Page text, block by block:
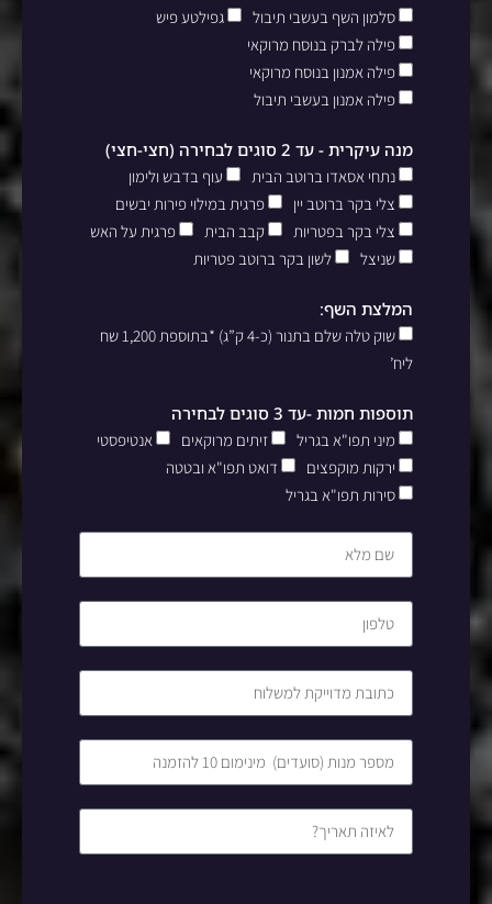
סלמון השף בעשבי תיבול
גפילטע פיש
פילה לברק בנוסח מרוקאי
פילה אמנון בנוסח מרוקאי
פילה אמנון בעשבי תיבול
מנה עיקרית - עד 2 סוגים לבחירה (חצי-חצי)
נתחי אסאדו ברוטב הבית
עוף בדבש ולימון
צלי בקר ברוטב יין
פרגית במילוי פירות יבשים
צלי בקר בפטריות
קבב הבית
פרגית על האש
שניצל
לשון בקר ברוטב פטריות
המלצת השף:
שוק טלה שלם בתנור (כ-4 ק”ג) *בתוספת 1,200 שח
ליח’
תוספות חמות -עד 3 סוגים לבחירה
מיני תפו"א בגריל זיתים מרוקאים
אנטיפסטי
ירקות מוקפצים
דואט תפו"א ובטטה
סירות תפו"א בגריל